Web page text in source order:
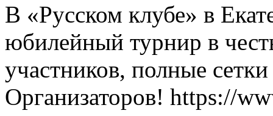
В «Русском клубе» в
юбилейный турнир в
участников, полные
Организаторов! https://